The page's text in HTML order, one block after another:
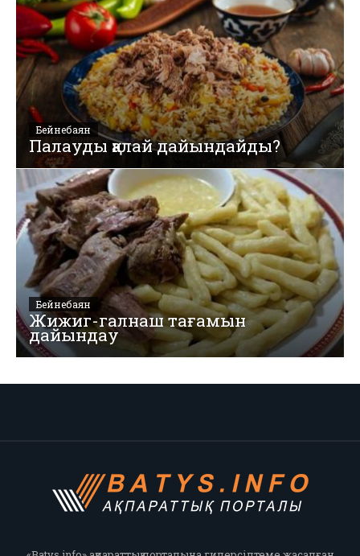
Бейнебаян
Палауды қалай дайындайды?
Бейнебаян
Жижиг-галнаш тағамын
дайындау